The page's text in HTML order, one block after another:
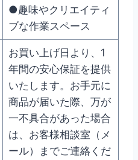
●趣味やクリエイティ
ブな作業スペース
お買い上げ日より、1
年間の安心保証を提供
いたします。お手元に
商品が届いた際、万が
一不具合があった場合
は、お客様相談室（メ
ール）までご連絡くだ